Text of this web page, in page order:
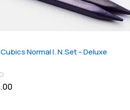
Normal I. N.Set - Deluxe